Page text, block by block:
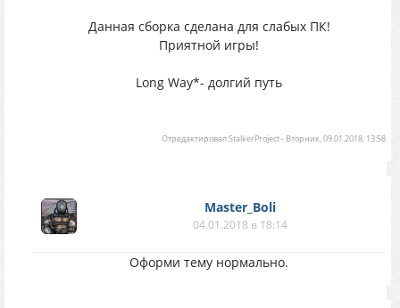
Данная сборка сделана для слабых ПК!
Приятной игры!
Long Way*- долгий путь
ОтредактировалStalkerProject- Вторник, 09.01.2018, 13:58
Master_Boli
04.01.2018 в 18:14
Оформи тему нормально.